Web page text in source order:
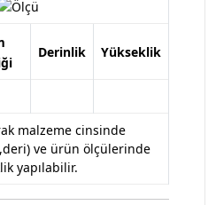
Derinlik Yükseklik
malzeme cinsinde
ve ürün ölçülerinde
yapılabilir.